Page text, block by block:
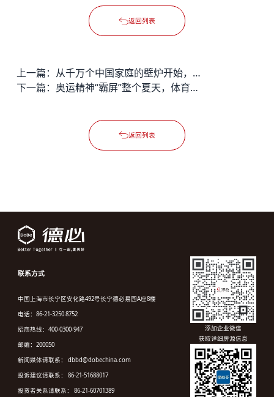
返回列表
上一篇：
从千万个中国家庭的壁炉开始，擎火传递诗与远方
下一篇：
奥运精神“霸屏”整个夏天，体育短视频风口来了！
返回列表
联系方式
中国上海市长宁区安化路492号长宁德必易园A座8楼
电话：86-21-3250 8752
招商热线：400-0300-947
邮编：200050
新闻媒体请联系： dbbd@dobechina.com
投诉建议请联系： 86-21-51688017
投资者关系请联系： 86-21-60701389
添加企业微信
获取详细房源信息